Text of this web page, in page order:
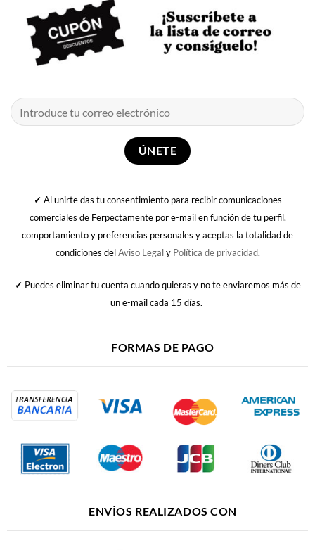
✓ Al unirte das tu consentimiento para recibir comunicaciones
comerciales de Ferpectamente por e-mail en función de tu perfil,
comportamiento y preferencias personales y aceptas la totalidad de
condiciones delAviso Legaly Política de privacidad.
✓ Puedes eliminar tu cuenta cuando quieras y no te enviaremos más de
un e-mail cada 15 días.
FORMAS DE PAGO
ENVÍOS REALIZADOS CON